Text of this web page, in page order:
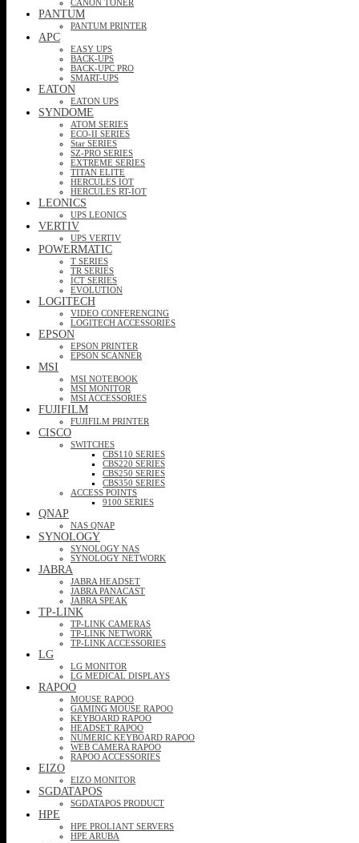
CANON TONER
PANTUM
PANTUM PRINTER
APC
EASY UPS
BACK-UPS
BACK-UPC PRO
SMART-UPS
EATON
EATON UPS
SYNDOME
ATOM SERIES
ECO-II SERIES
Star SERIES
SZ-PRO SERIES
EXTREME SERIES
TITAN ELITE
HERCULES IOT
HERCULES RT-IOT
LEONICS
UPS LEONICS
VERTIV
UPS VERTIV
POWERMATIC
T SERIES
TR SERIES
ICT SERIES
EVOLUTION
LOGITECH
VIDEO CONFERENCING
LOGITECH ACCESSORIES
EPSON
EPSON PRINTER
EPSON SCANNER
MSI
MSI NOTEBOOK
MSI MONITOR
MSI ACCESSORIES
FUJIFILM
FUJIFILM PRINTER
CISCO
SWITCHES
CBS110 SERIES
CBS220 SERIES
CBS250 SERIES
CBS350 SERIES
ACCESS POINTS
9100 SERIES
QNAP
NAS QNAP
SYNOLOGY
SYNOLOGY NAS
SYNOLOGY NETWORK
JABRA
JABRA HEADSET
JABRA PANACAST
JABRA SPEAK
TP-LINK
TP-LINK CAMERAS
TP-LINK NETWORK
TP-LINK ACCESSORIES
LG
LG MONITOR
LG MEDICAL DISPLAYS
RAPOO
MOUSE RAPOO
GAMING MOUSE RAPOO
KEYBOARD RAPOO
HEADSET RAPOO
NUMERIC KEYBOARD RAPOO
WEB CAMERA RAPOO
RAPOO ACCESSORIES
EIZO
EIZO MONITOR
SGDATAPOS
SGDATAPOS PRODUCT
HPE
HPE PROLIANT SERVERS
HPE ARUBA